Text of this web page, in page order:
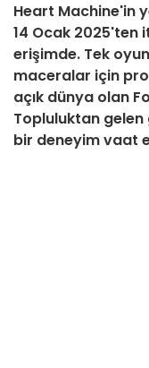
Heart Machine'in
14 Ocak 2025'ten
erişimde. Tek
maceralar için
açık dünya olan
Topluluktan
bir deneyim vaat